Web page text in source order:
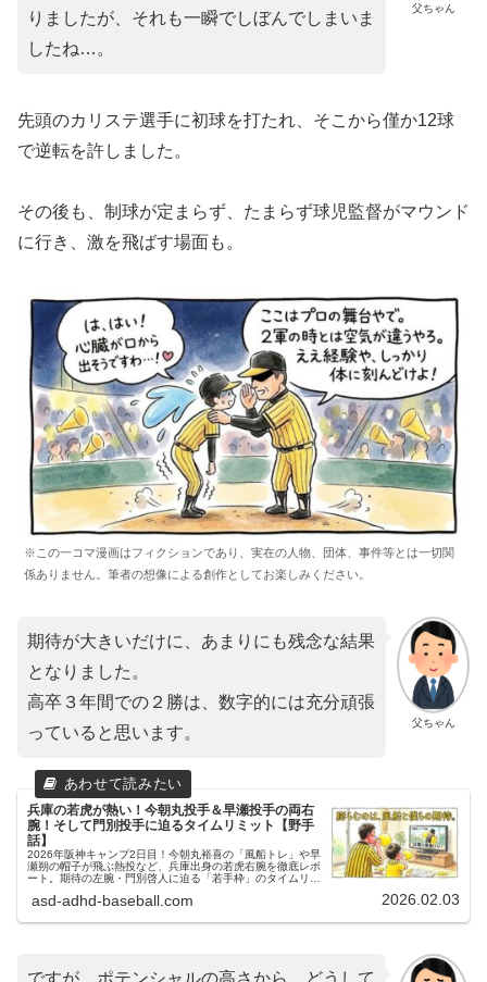
父ちゃん
りましたが、それも一瞬でしぼんでしまいま
したね…。
先頭のカリステ選手に初球を打たれ、そこから僅か12球
で逆転を許しました。
その後も、制球が定まらず、たまらず球児監督がマウンド
に行き、激を飛ばす場面も。
※この一コマ漫画はフィクションであり、実在の人物、団体、事件等とは一切関
係ありません。筆者の想像による創作としてお楽しみください。
父ちゃん
期待が大きいだけに、あまりにも残念な結果
となりました。
高卒３年間での２勝は、数字的には充分頑張
っていると思います。
兵庫の若虎が熱い！今朝丸投手＆早瀬投手の両右
腕！そして門別投手に迫るタイムリミット【野手
話】
2026年阪神キャンプ2日目！今朝丸裕喜の「風船トレ」や早
瀬朔の帽子が飛ぶ熱投など、兵庫出身の若虎右腕を徹底レポ
ート。期待の左腕・門別啓人に迫る「若手枠」のタイムリミ
asd-adhd-baseball.com 2026.02.03
ですが、ポテンシャルの高さから、どうして